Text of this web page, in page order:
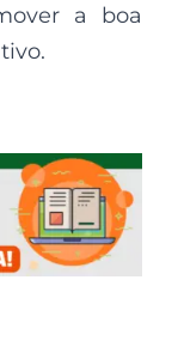
a boa